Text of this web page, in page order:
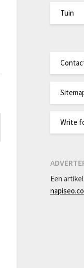
Tuin
Write
Een